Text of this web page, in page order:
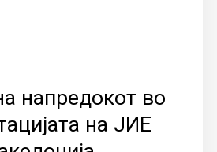
напредокот во
на ЈИЕ